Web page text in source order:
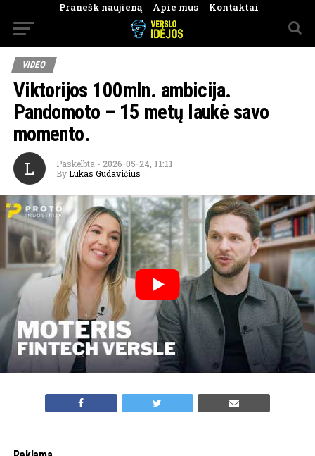
Pranešk naujieną Apie mus Kontaktai
VIDEO
Viktorijos 100mln. ambicija.
Pandomoto – 15 metų laukė savo
momento.
L Paskelbta - 2026-05-24, 11:11
By Lukas Gudavičius